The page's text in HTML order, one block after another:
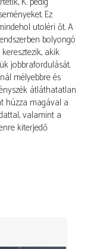
Ez
utoléri őt. A
bolyongó
akik
jobbrafordulását.
mélyebbre és
átláthatatlan
húzza magával a
valamint a
kiterjedő